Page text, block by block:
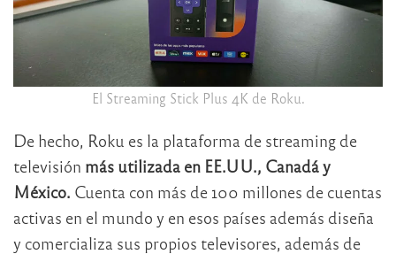
El Streaming Stick Plus 4K de Roku.
De hecho, Roku es la plataforma de streaming de
televisión más utilizada en EE.UU., Canadá y
México. Cuenta con más de 100 millones de cuentas
activas en el mundo y en esos países además diseña
y comercializa sus propios televisores, además de